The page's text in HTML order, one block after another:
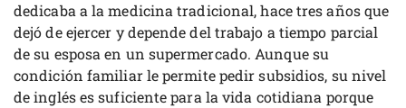
dedicaba a la medicina tradicional, hace tres años que
dejó de ejercer y depende del trabajo a tiempo parcial
de su esposa en un supermercado. Aunque su
condición familiar le permite pedir subsidios, su nivel
de inglés es suficiente para la vida cotidiana porque